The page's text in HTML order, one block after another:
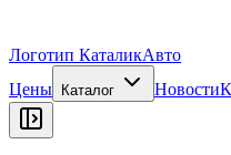
Логотип КаталикАвто
Цены
Каталог Новости